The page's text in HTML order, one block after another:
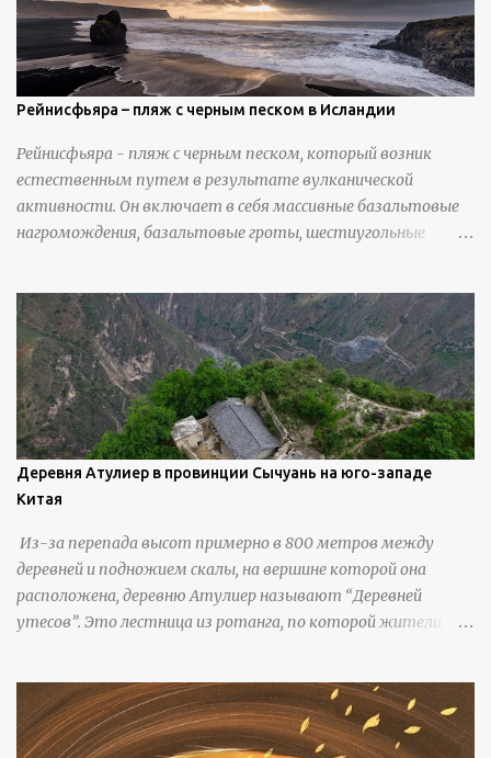
Рейнисфьяра – пляж с черным песком в Исландии
Рейнисфьяра - пляж с черным песком, который возник
естественным путем в результате вулканической
активности. Он включает в себя массивные базальтовые
нагромождения, базальтовые гроты, шестиугольные
Деревня Атулиер в провинции Сычуань на юго-западе
Китая
Из-за перепада высот примерно в 800 метров между
деревней и подножием скалы, на вершине которой она
расположена, деревню Атулиер называют “Деревней
утесов”. Это лестница из ротанга, по которой жители
стальными лестницами с защитными перилами, и
передвижение детей и жителей деревни было улучшено.
Подъем от подножия горы до вершины занимает до 4